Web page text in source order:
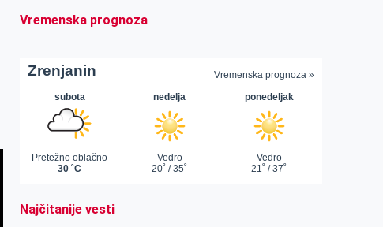
Vremenska prognoza
Najčitanije vesti